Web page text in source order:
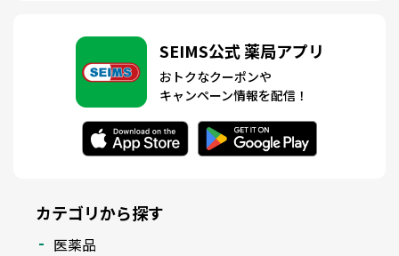
SEIMS公式 薬局アプリ
おトクなクーポンや
キャンペーン情報を配信！
カテゴリから探す
医薬品